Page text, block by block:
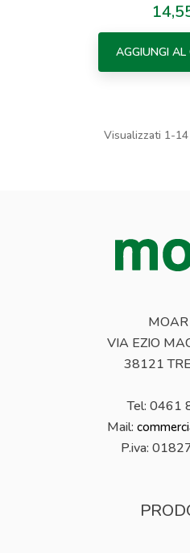
Prezzo
AGGIUNGI AL
Visualizzati 1-
MOAR
VIA EZIO
38121
Tel: 0461
Mail:
P.iva: